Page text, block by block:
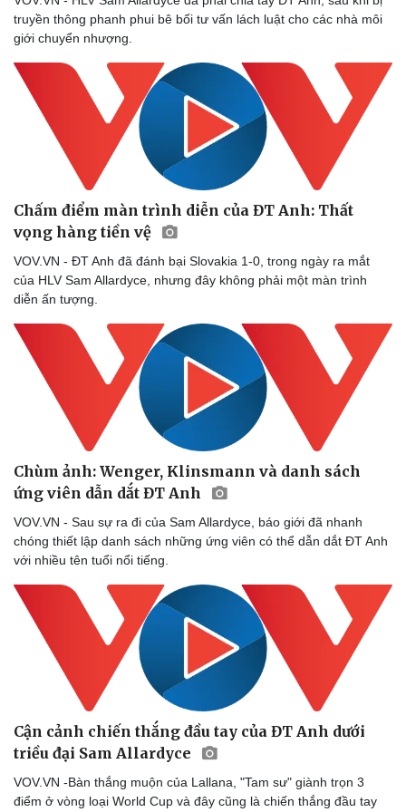
Sức khỏe
Dinh dưỡng - món ngon
Cây thuốc
Sản phụ khoa
Nam khoa
Làm đẹp - giảm cân
Phòng mạch online
Ăn sạch sống khỏe
Đời sống
Nhà đẹp
Tình yêu - Gia đình
truyền thông phanh phui bê bối tư vấn lách luật cho các nhà môi
giới chuyển nhượng.
Chấm điểm màn trình diễn của ĐT Anh: Thất
vọng hàng tiền vệ
VOV.VN - ĐT Anh đã đánh bại Slovakia 1-0, trong ngày ra mắt
của HLV Sam Allardyce, nhưng đây không phải một màn trình
diễn ấn tượng.
Chùm ảnh: Wenger, Klinsmann và danh sách
ứng viên dẫn dắt ĐT Anh
VOV.VN - Sau sự ra đi của Sam Allardyce, báo giới đã nhanh
chóng thiết lập danh sách những ứng viên có thể dẫn dắt ĐT Anh
với nhiều tên tuổi nổi tiếng.
Cận cảnh chiến thắng đầu tay của ĐT Anh dưới
triều đại Sam Allardyce
VOV.VN -Bàn thắng muộn của Lallana, "Tam sư" giành trọn 3
điểm ở vòng loại World Cup và đây cũng là chiến thắng đầu tay